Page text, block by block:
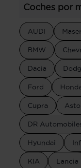
Coches por
AUDI
BMW
Dacia
Ford
Cupra
DR
Hyundai
KIA Lancia